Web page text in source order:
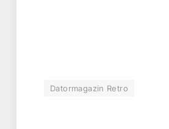
Datormagazin Retro